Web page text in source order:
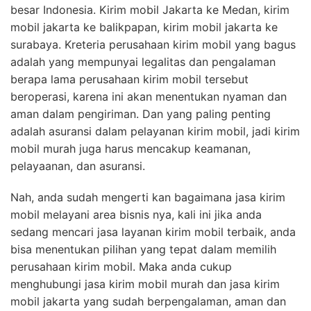
besar Indonesia. Kirim mobil Jakarta ke Medan, kirim
mobil jakarta ke balikpapan, kirim mobil jakarta ke
surabaya. Kreteria perusahaan kirim mobil yang bagus
adalah yang mempunyai legalitas dan pengalaman
berapa lama perusahaan kirim mobil tersebut
beroperasi, karena ini akan menentukan nyaman dan
aman dalam pengiriman. Dan yang paling penting
adalah asuransi dalam pelayanan kirim mobil, jadi kirim
mobil murah juga harus mencakup keamanan,
pelayaanan, dan asuransi.
Nah, anda sudah mengerti kan bagaimana jasa kirim
mobil melayani area bisnis nya, kali ini jika anda
sedang mencari jasa layanan kirim mobil terbaik, anda
bisa menentukan pilihan yang tepat dalam memilih
perusahaan kirim mobil. Maka anda cukup
menghubungi jasa kirim mobil murah dan jasa kirim
mobil jakarta yang sudah berpengalaman, aman dan